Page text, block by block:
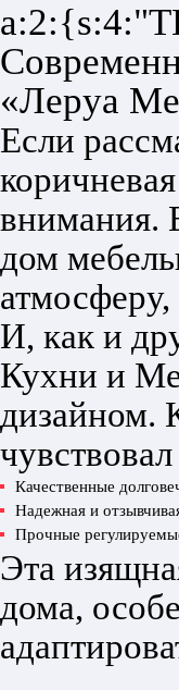
«Леруа
Если
внимания.
дом
И, как и
Кухни и
дизайном.
Качественные
Надежная и
Прочные
Эта
дома,